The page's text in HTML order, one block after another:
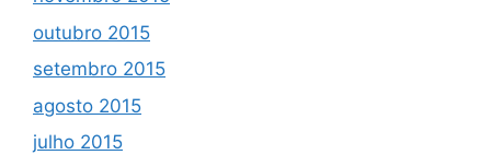
outubro 2015
setembro 2015
agosto 2015
julho 2015